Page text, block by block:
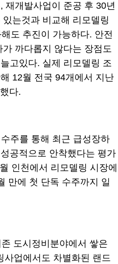
재개발사업이 준공 후 30년
는것과 비교해 리모델링
도 추진이 가능하다. 안전
까다롭지 않다는 장점도
고있다. 실제 리모델링 조
12월 전국 94개에서 지난
다.
주를 통해 최근 급성장하
공적으로 안착했다는 평가
인천에서 리모델링 시장에
만에 첫 단독 수주까지 일
도시정비분야에서 쌓은
사업에서도 차별화된 랜드